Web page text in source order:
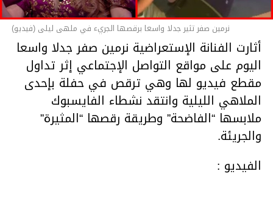
نرمين صفر تثير جدلا واسعا برقصها الجريء في ملهى ليلى (فيديو)
أثارت الفنانة الإستعراضية نرمين صفر جدلا واسعا
اليوم على مواقع التواصل الإجتماعي إثر تداول
مقطع فيديو لها وهي ترقص في حفلة بإحدى
الملاهي الليلية وانتقد نشطاء الفايسبوك
ملابسها “الفاضحة” وطريقة رقصها “المثيرة”
والجريئة.
الفيديو :